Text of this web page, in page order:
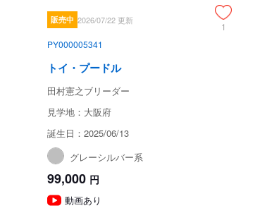
販売中 2026/07/22 更新
1
PY000005341
トイ・プードル
田村憲之ブリーダー
見学地：大阪府
誕生日：2025/06/13
グレーシルバー系
99,000 円
動画あり